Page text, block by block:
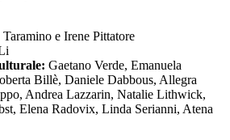
Taramino e Irene Pittatore
Gaetano Verde, Emanuela
Billè, Daniele Dabbous, Allegra
Andrea Lazzarin, Natalie Lithwick,
Elena Radovix, Linda Serianni, Atena